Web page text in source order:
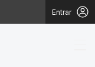
Entrar